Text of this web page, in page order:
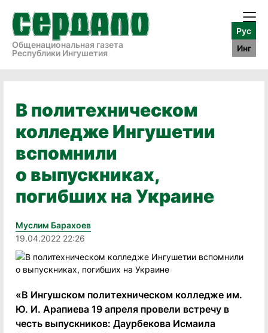
Общенациональная газета
Республики Ингушетия
Рус
Инг
В политехническом
колледже Ингушетии
вспомнили
о выпускниках,
погибших на Украине
Муслим Барахоев
19.04.2022 22:26
«В Ингушском политехническом колледже им.
Ю. И. Арапиева 19 апреля провели встречу в
честь выпускников: Даурбекова Исмаила